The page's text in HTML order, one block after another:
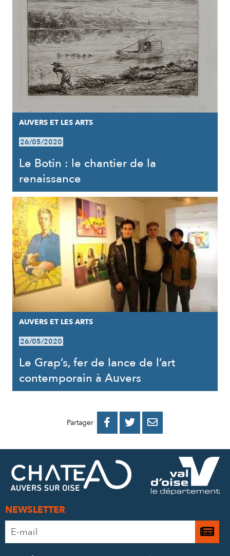
AUVERS ET LES ARTS
26/05/2020
Le Botin : le chantier de la
renaissance
AUVERS ET LES ARTS
26/05/2020
Le Grap’s, fer de lance de l’art
contemporain à Auvers
Partager 
PARTAGER
FACEBOOK
PARTAGER
PARTAGER
MAIL
NEWSLETTER
Adresse
e-
Je